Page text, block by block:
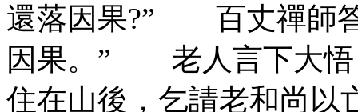
還落因果?” 百丈禪師
因果。” 老人言下大悟
住在山後，乞請老和尚以